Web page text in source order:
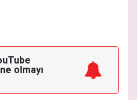
olmayı